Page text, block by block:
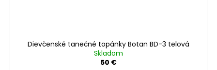
Dievčenské tanečné topánky Botan BD-3 telová
Skladom
50 €